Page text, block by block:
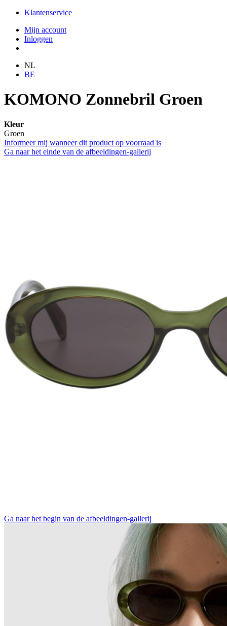
Klantenservice
Mijn account
Inloggen
NL
BE
KOMONO Zonnebril Groen
Kleur
Groen
Informeer mij wanneer dit product op voorraad is
Ga naar het einde van de afbeeldingen-gallerij
Ga naar het begin van de afbeeldingen-gallerij